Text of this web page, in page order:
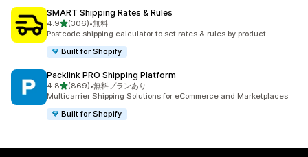
SMART Shipping Rates & Rules
4.95つ星中
(306)
合計レビュー数：306件
•無料
Postcode shipping calculator to set rates & rules by product
Built for Shopify
Packlink PRO Shipping Platform
4.85つ星中
(869)
合計レビュー数：869件
•無料プランあり
Multicarrier Shipping Solutions for eCommerce and Marketplaces
Built for Shopify